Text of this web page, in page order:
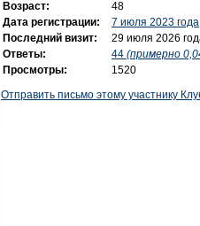
Возраст:
48
Дата регистрации:
7 июля 2023 года
Последний визит:
29 июля 2026
Ответы:
44 (примерно
Просмотры:
1520
Отправить письмо этому участнику